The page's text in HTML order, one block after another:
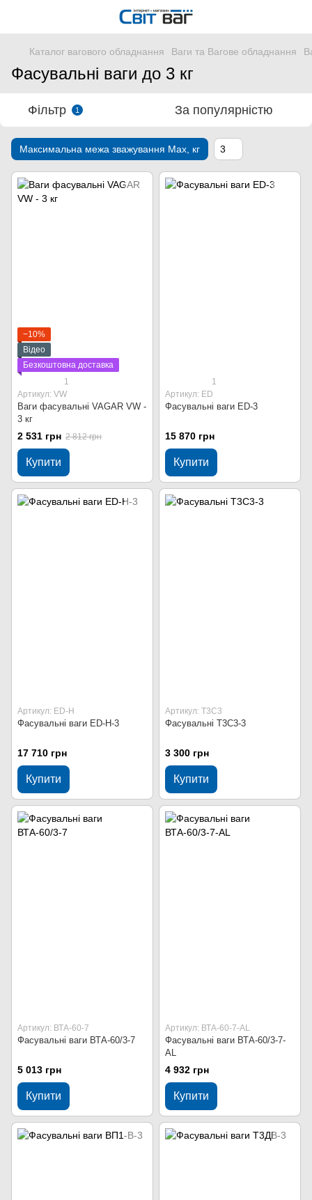
Каталог вагового обладнання Ваги та Вагове обладнання
Фасувальні ваги до 3 кг
Фільтр 1 За популярністю
Максимальна межа зважування Мах, кг 3
−10%
Відео
Безкоштовна доставка
1
Артикул: VW
Ваги фасувальні VAGAR VW -
3 кг
2 531 грн 2 812 грн
Купити
1
Артикул: ED
Фасувальні ваги ED-3
15 870 грн
Купити
Артикул: ED-H
Фасувальні ваги ED-H-3
17 710 грн
Купити
Артикул: Т3С3
Фасувальні Т3С3-3
3 300 грн
Купити
Артикул: ВТА-60-7
Фасувальні ваги ВТА-60/3-7
5 013 грн
Купити
Артикул: ВТА-60-7-АL
Фасувальні ваги ВТА-60/3-7-
АL
4 932 грн
Купити